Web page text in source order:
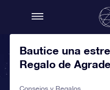
Bautice una
Regalo de